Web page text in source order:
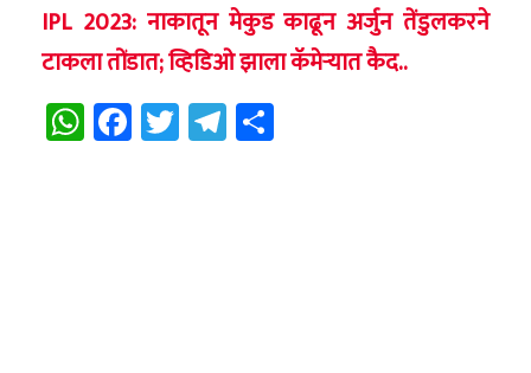
IPL 2023: नाकातून मेकुड काढून अर्जुन तेंडुलकरने
टाकला तोंडात; व्हिडिओ झाला कॅमेऱ्यात कैद..
WhatsApp
Facebook
TwitterTelegram